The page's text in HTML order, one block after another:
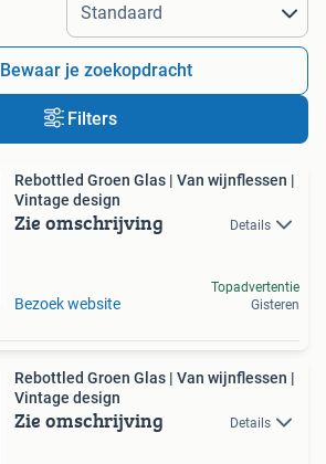
Bewaar je zoekopdracht
Filters
Rebottled Groen Glas | Van wijnflessen |
Vintage design
Zie omschrijving Details
Bezoek website
Topadvertentie
Gisteren
Rebottled Groen Glas | Van wijnflessen |
Vintage design
Zie omschrijving Details